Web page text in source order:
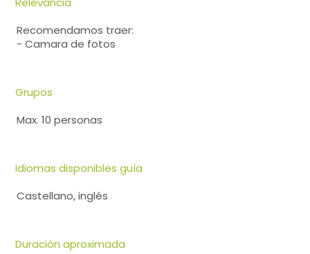
Recomendamos traer:
- Camara de fotos
Grupos
Max. 10 personas
Idiomas disponibles guía
Castellano, inglés
Duración aproximada